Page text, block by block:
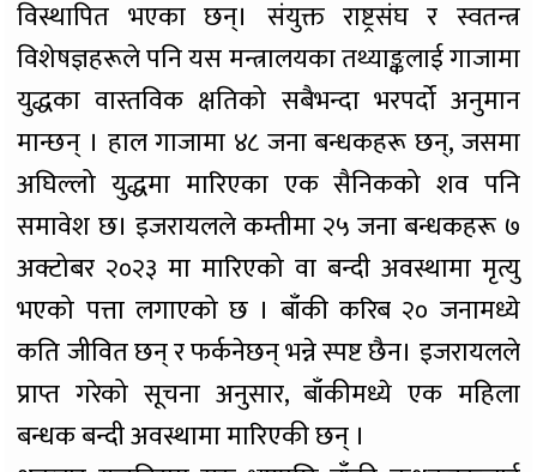
विस्थापित भएका छन्। संयुक्त राष्ट्रसंघ र स्वतन्त्र
विशेषज्ञहरूले पनि यस मन्त्रालयका तथ्याङ्कलाई गाजामा
युद्धका वास्तविक क्षतिको सबैभन्दा भरपर्दो अनुमान
मान्छन् । हाल गाजामा ४८ जना बन्धकहरू छन्, जसमा
अघिल्लो युद्धमा मारिएका एक सैनिकको शव पनि
समावेश छ। इजरायलले कम्तीमा २५ जना बन्धकहरू ७
अक्टोबर २०२३ मा मारिएको वा बन्दी अवस्थामा मृत्यु
भएको पत्ता लगाएको छ । बाँकी करिब २० जनामध्ये
कति जीवित छन् र फर्कनेछन् भन्ने स्पष्ट छैन। इजरायलले
प्राप्त गरेको सूचना अनुसार, बाँकीमध्ये एक महिला
बन्धक बन्दी अवस्थामा मारिएकी छन् ।